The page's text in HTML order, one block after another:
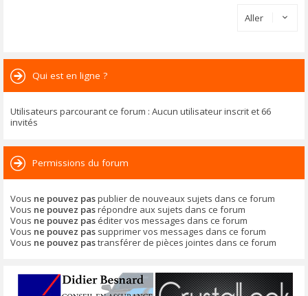
Aller
Qui est en ligne ?
Utilisateurs parcourant ce forum : Aucun utilisateur inscrit et 66
invités
Permissions du forum
Vous ne pouvez paspublier de nouveaux sujets dans ce forum
Vous ne pouvez pasrépondre aux sujets dans ce forum
Vous ne pouvez pas éditer vos messages dans ce forum
Vous ne pouvez pas supprimer vos messages dans ce forum
Vous ne pouvez pastransférer de pièces jointes dans ce forum